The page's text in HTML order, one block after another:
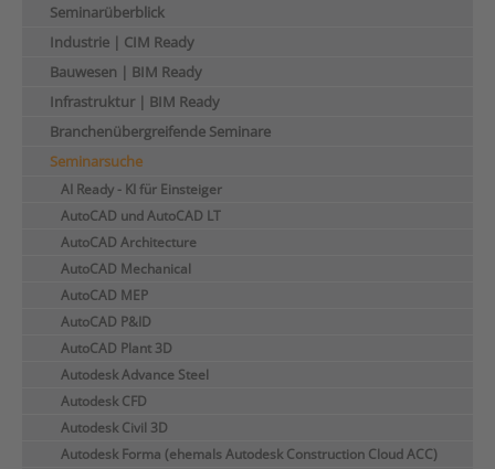
Seminarüberblick
Industrie | CIM Ready
Bauwesen | BIM Ready
Infrastruktur | BIM Ready
Branchenübergreifende Seminare
Seminarsuche
AI Ready - KI für Einsteiger
AutoCAD und AutoCAD LT
AutoCAD Architecture
AutoCAD Mechanical
AutoCAD MEP
AutoCAD P&ID
AutoCAD Plant 3D
Autodesk Advance Steel
Autodesk CFD
Autodesk Civil 3D
Autodesk Forma (ehemals Autodesk Construction Cloud ACC)